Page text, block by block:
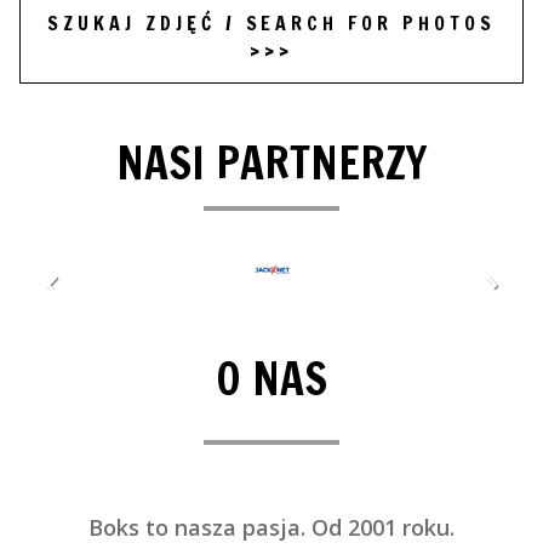
SZUKAJ ZDJĘĆ / SEARCH FOR PHOTOS
>>>
NASI PARTNERZY
O NAS
Boks to nasza pasja. Od 2001 roku.